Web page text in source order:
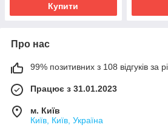
Купити
Про нас
99% позитивних з 108 відгуків за
Працює з 31.01.2023
м. Київ
Київ, Київ, Україна